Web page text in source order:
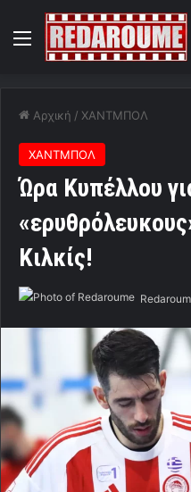
Menu
Αρχική / ΧΑΝΤΜΠΟΛ
ΧΑΝΤΜΠΟΛ
Ώρα Κυπέλλου
Κιλκίς!